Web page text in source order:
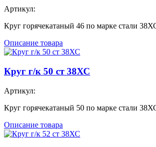
Артикул:
Круг горячекатаный 46 по марке стали
Описание товара
Круг г/к 50 ст 38ХС
Артикул:
Круг горячекатаный 50 по марке стали
Описание товара